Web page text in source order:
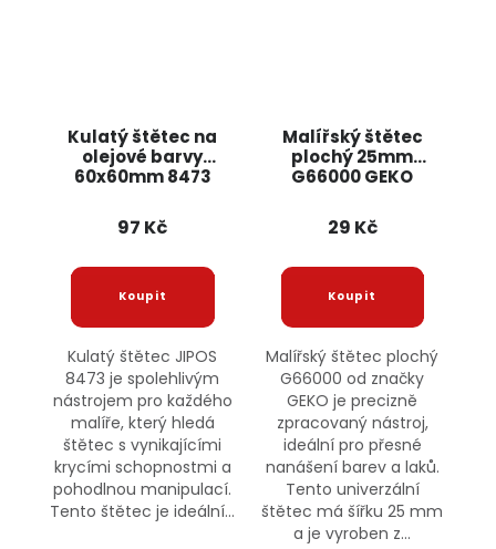
Kulatý štětec na
olejové barvy
60x60mm 8473
97 Kč
Kulatý štětec JIPOS
8473 je spolehlivým
nástrojem pro každého
malíře, který hledá
štětec s vynikajícími
krycími schopnostmi a
pohodlnou manipulací.
Tento štětec je ideální...
Malířský štětec
plochý 25mm
G66000 GEKO
29 Kč
Malířský štětec plochý
G66000 od značky
GEKO je precizně
zpracovaný nástroj,
ideální pro přesné
nanášení barev a laků.
Tento univerzální
štětec má šířku 25 mm
a je vyroben z...